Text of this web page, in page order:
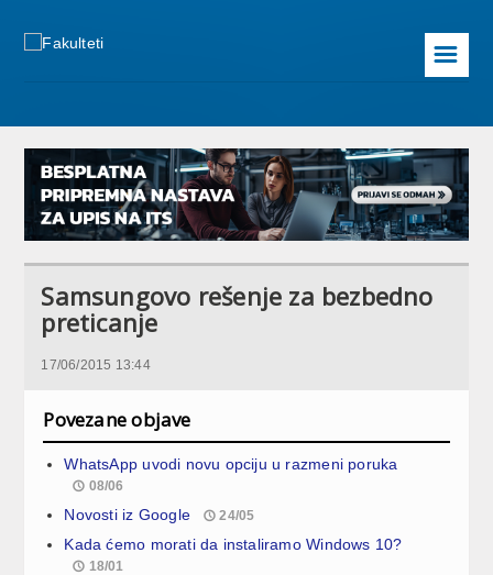
☰
Samsungovo rešenje za bezbedno
preticanje
17/06/2015 13:44
Povezane objave
WhatsApp uvodi novu opciju u razmeni poruka
08/06
Novosti iz Google 24/05
Kada ćemo morati da instaliramo Windows 10?
18/01